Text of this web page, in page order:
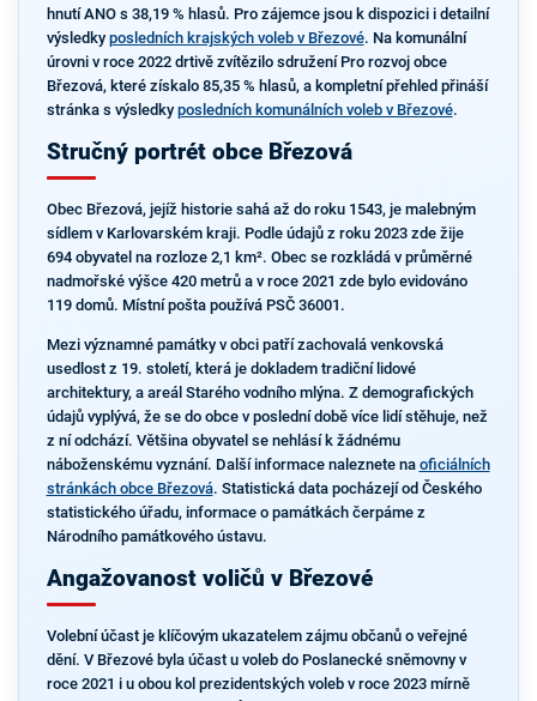
hnutí ANO s 38,19 % hlasů. Pro zájemce jsou k dispozici i detailní
výsledky posledních krajských voleb v Březové. Na komunální
úrovni v roce 2022 drtivě zvítězilo sdružení Pro rozvoj obce
Březová, které získalo 85,35 % hlasů, a kompletní přehled přináší
stránka s výsledky posledních komunálních voleb v Březové.
Stručný portrét obce Březová
Obec Březová, jejíž historie sahá až do roku 1543, je malebným
sídlem v Karlovarském kraji. Podle údajů z roku 2023 zde žije
694 obyvatel na rozloze 2,1 km². Obec se rozkládá v průměrné
nadmořské výšce 420 metrů a v roce 2021 zde bylo evidováno
119 domů. Místní pošta používá PSČ 36001.
Mezi významné památky v obci patří zachovalá venkovská
usedlost z 19. století, která je dokladem tradiční lidové
architektury, a areál Starého vodního mlýna. Z demografických
údajů vyplývá, že se do obce v poslední době více lidí stěhuje, než
z ní odchází. Většina obyvatel se nehlásí k žádnému
náboženskému vyznání. Další informace naleznete na oficiálních
stránkách obce Březová. Statistická data pocházejí od Českého
statistického úřadu, informace o památkách čerpáme z
Národního památkového ústavu.
Angažovanost voličů v Březové
Volební účast je klíčovým ukazatelem zájmu občanů o veřejné
dění. V Březové byla účast u voleb do Poslanecké sněmovny v
roce 2021 i u obou kol prezidentských voleb v roce 2023 mírně